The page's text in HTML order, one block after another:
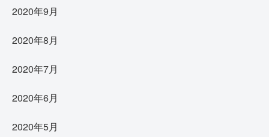
2020年9月
2020年8月
2020年7月
2020年6月
2020年5月